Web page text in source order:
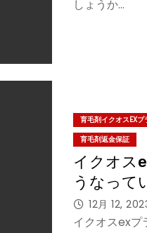
しょうか…
育毛剤イクオスEX
育毛剤返金保証
イクオス
うなって
12月 12,
イクオスexプ